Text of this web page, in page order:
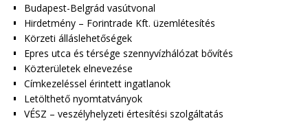
Budapest-Belgrád vasútvonal
Hirdetmény – Forintrade Kft. üzemlétesítés
Körzeti álláslehetőségek
Epres utca és térsége szennyvízhálózat bővítés
Közterületek elnevezése
Címkezeléssel érintett ingatlanok
Letölthető nyomtatványok
VÉSZ – veszélyhelyzeti értesítési szolgáltatás